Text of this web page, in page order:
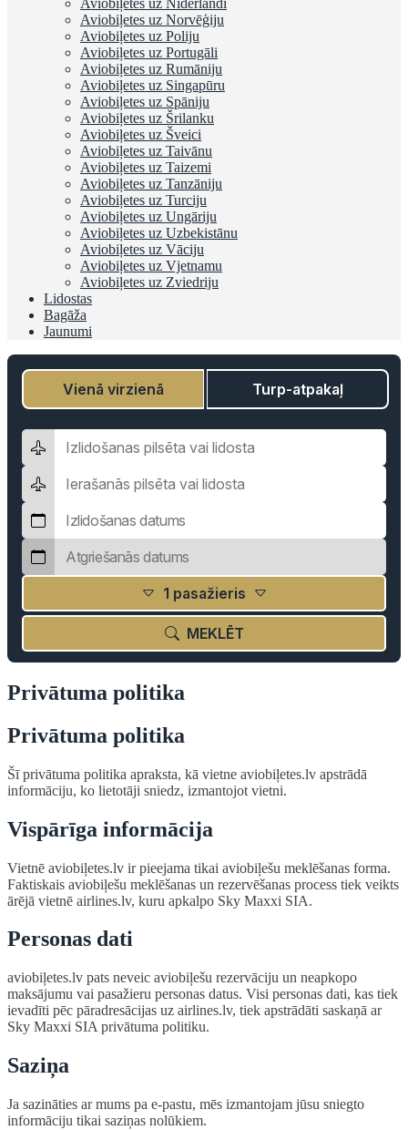
Aviobiļetes uz Nīderlandi
Aviobiļetes uz Norvēģiju
Aviobiļetes uz Poliju
Aviobiļetes uz Portugāli
Aviobiļetes uz Rumāniju
Aviobiļetes uz Singapūru
Aviobiļetes uz Spāniju
Aviobiļetes uz Šrilanku
Aviobiļetes uz Šveici
Aviobiļetes uz Taivānu
Aviobiļetes uz Taizemi
Aviobiļetes uz Tanzāniju
Aviobiļetes uz Turciju
Aviobiļetes uz Ungāriju
Aviobiļetes uz Uzbekistānu
Aviobiļetes uz Vāciju
Aviobiļetes uz Vjetnamu
Aviobiļetes uz Zviedriju
Lidostas
Bagāža
Jaunumi
Vienā virzienā Turp-atpakaļ
1 pasažieris
MEKLĒT
Privātuma politika
Privātuma politika
Šī privātuma politika apraksta, kā vietne aviobiļetes.lv apstrādā
informāciju, ko lietotāji sniedz, izmantojot vietni.
Vispārīga informācija
Vietnē aviobiļetes.lv ir pieejama tikai aviobiļešu meklēšanas forma.
Faktiskais aviobiļešu meklēšanas un rezervēšanas process tiek veikts
ārējā vietnē airlines.lv, kuru apkalpo Sky Maxxi SIA.
Personas dati
aviobiļetes.lv pats neveic aviobiļešu rezervāciju un neapkopo
maksājumu vai pasažieru personas datus. Visi personas dati, kas tiek
ievadīti pēc pāradresācijas uz airlines.lv, tiek apstrādāti saskaņā ar
Sky Maxxi SIA privātuma politiku.
Saziņa
Ja sazināties ar mums pa e-pastu, mēs izmantojam jūsu sniegto
informāciju tikai saziņas nolūkiem.